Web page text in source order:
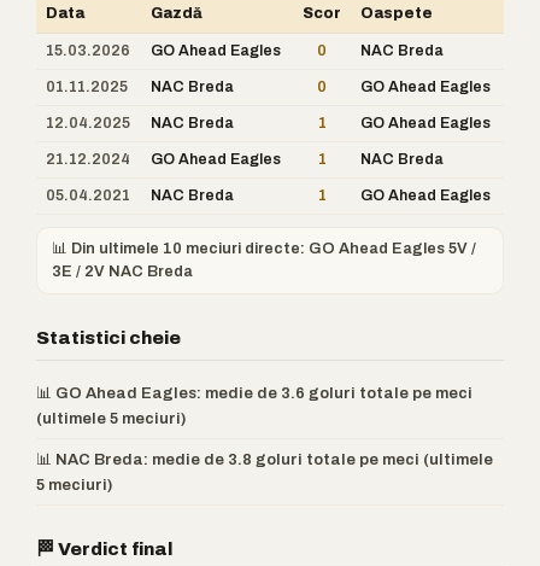
Data Gazdă Scor Oaspete
15.03.2026 GO Ahead Eagles 0 NAC Breda
01.11.2025 NAC Breda 0 GO Ahead Eagles
12.04.2025 NAC Breda 1 GO Ahead Eagles
21.12.2024 GO Ahead Eagles 1 NAC Breda
05.04.2021 NAC Breda 1 GO Ahead Eagles
📊 Din ultimele 10 meciuri directe: GO Ahead Eagles 5V /
3E / 2V NAC Breda
Statistici cheie
📊 GO Ahead Eagles: medie de 3.6 goluri totale pe meci
(ultimele 5 meciuri)
📊 NAC Breda: medie de 3.8 goluri totale pe meci (ultimele
5 meciuri)
🏁 Verdict final